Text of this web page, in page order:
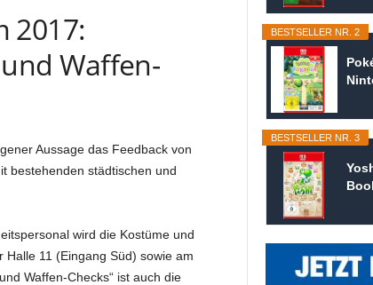
2017:
Waffen-
Aussage das Feedback von
bestehenden städtischen und
wird die Kostüme und
11 (Eingang Süd) sowie am
Waffen-Checks“ ist auch die
BESTSELLER NR. 2
BESTSELLER NR. 3